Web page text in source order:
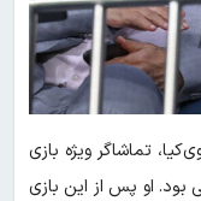
تماشاگر ویژه بازی
بود. او پس از این بازی